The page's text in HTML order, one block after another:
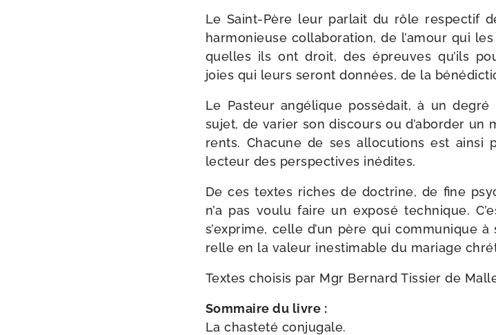
Le Saint-​Père leur par­lait du rôle res­pec­tif
har­mo­nieuse col­la­bo­ra­tion, de l’a­mour qui
quelles ils ont droit, des épreuves qu’ils
joies qui leurs seront don­nées, de la
Le Pasteur angé­lique pos­sé­dait, à un
sujet, de varier son dis­cours ou d’aborder
rents. Chacune de ses allo­cu­tions est ain­si
lec­teur des pers­pec­tives inédites.
De ces textes riches de doc­trine, de fine
n’a pas vou­lu faire un expo­sé tech­nique.
s’exprime, celle d’un père qui com­mu­nique
relle en la valeur ines­ti­mable du mariage
Textes choi­sis par Mgr Bernard Tissier de
Sommaire du livre :
La chas­te­té conjugale.